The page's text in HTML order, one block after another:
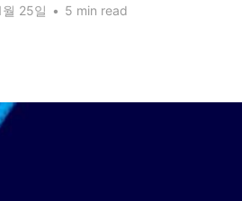
25일 • 5 min read